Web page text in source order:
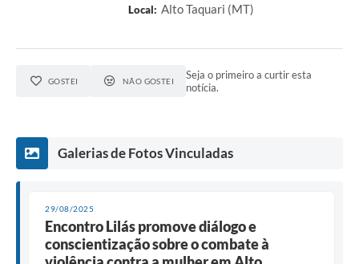
Local: Alto Taquari (MT)
GOSTEI NÃO GOSTEI
Seja o primeiro a curtir esta
notícia.
Galerias de Fotos Vinculadas
29/08/2025
Encontro Lilás promove diálogo e
conscientização sobre o combate à